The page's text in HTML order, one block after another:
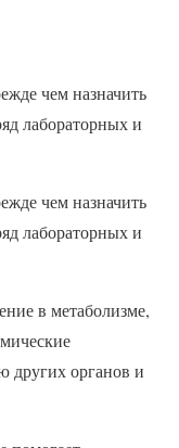
чем назначить
лабораторных и
чем назначить
лабораторных и
в метаболизме,
других органов и